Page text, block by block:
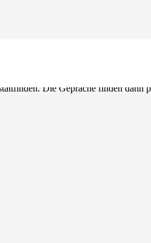
Die Gepräche finden dann